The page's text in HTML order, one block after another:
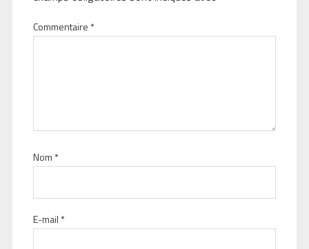
Commentaire *
Nom *
E-mail *